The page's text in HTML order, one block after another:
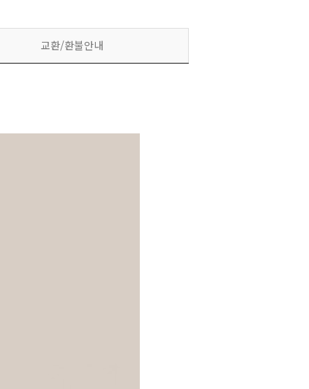
교환/환불안내